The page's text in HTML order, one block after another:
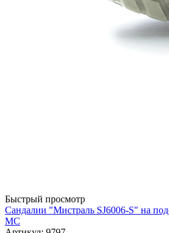
Быстрый просмотр
Сандалии "Мистраль SJ6006-S" на
МС